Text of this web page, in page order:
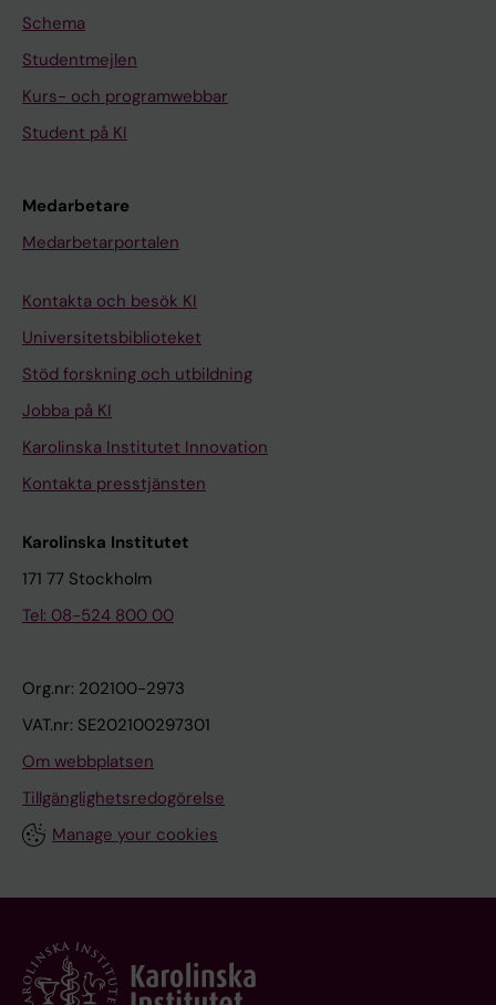
Schema
Studentmejlen
Kurs- och programwebbar
Student på KI
Medarbetare
Medarbetarportalen
Kontakta och besök KI
Universitetsbiblioteket
Stöd forskning och utbildning
Jobba på KI
Karolinska Institutet Innovation
Kontakta presstjänsten
Karolinska Institutet
171 77 Stockholm
Tel: 08-524 800 00
Org.nr: 202100-2973
VAT.nr: SE202100297301
Om webbplatsen
Tillgänglighetsredogörelse
Manage your cookies